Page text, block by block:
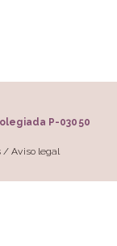
P-03050
/Aviso legal